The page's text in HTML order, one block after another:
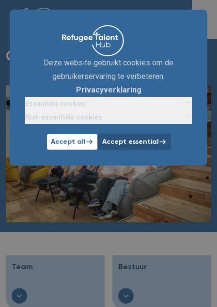
Deze website gebruikt cookies om de
gebruikerservaring te verbeteren.
Privacyverklaring
Essentiële cookies
Niet-essentiële cookies
Accept all Accept essential
Ons team
Team Bestuur